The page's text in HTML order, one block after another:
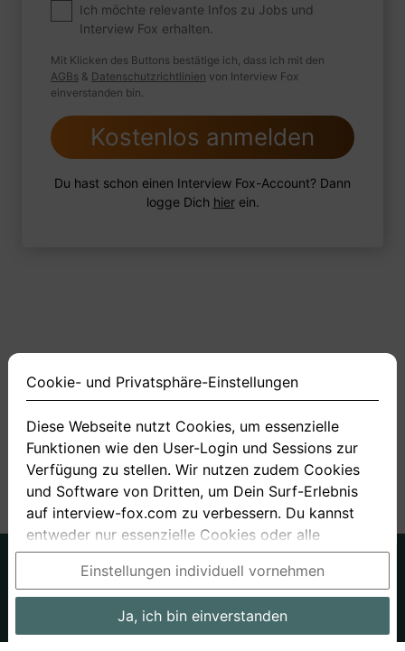
Was geschieht im Rahmen einer
Risikoaggregation?
1 Beispiel Audio aufnehmen
Ich möchte relevante Infos zu Jobs und
Interview Fox erhalten.
Mit Klicken des Buttons bestätige ich, dass ich mit den
AGBs & Datenschutzrichtlinien von Interview Fox
einverstanden bin.
Kostenlos anmelden
Du hast schon einen Interview Fox-Account? Dann
logge Dich hierein.
< 1 2 3 4 11 >
Über uns
Datenschutz
AGB
Bewerbungsfragen Preise
Cookie- und Privatsphäre-Einstellungen
Diese Webseite nutzt Cookies, um essenzielle
Funktionen wie den User-Login und Sessions zur
Verfügung zu stellen. Wir nutzen zudem Cookies
und Software von Dritten, um Dein Surf-Erlebnis
auf interview-fox.com zu verbessern. Du kannst
entweder nur essenzielle Cookies oder alle
Cookies akzeptieren. Du kannst Deine
Einstellungen jederzeit in unseren Cookie- und
Privatsphäre-Einstellungen ändern. Dieser Link ist
im Footer unserer Seit zu finden. Wenn Du mehr
Einstellungen individuell vornehmen
Ja, ich bin einverstanden